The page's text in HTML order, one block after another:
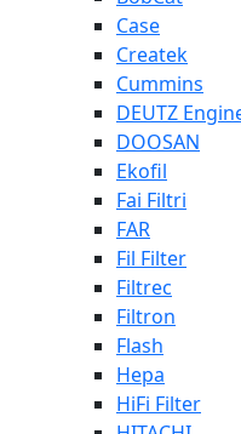
Case
Createk
Cummins
DEUTZ
DOOSAN
Ekofil
Fai Filtri
FAR
Fil Filter
Filtrec
Filtron
Flash
Hepa
HiFi Filter